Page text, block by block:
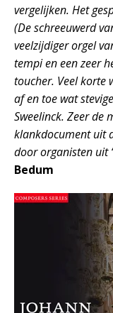
vergelijken. Het
(De schreeuwerd
veelzijdiger orgel
tempi en een zeer
toucher. Veel korte
af en toe wat
Sweelinck. Zeer de
klankdocument uit
door organisten uit
Bedum